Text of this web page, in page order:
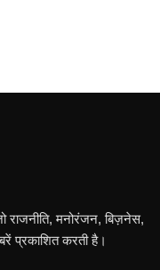
राजनीति, मनोरंजन, बिज़नेस,
प्रकाशित करती है।